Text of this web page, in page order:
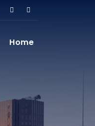
Home